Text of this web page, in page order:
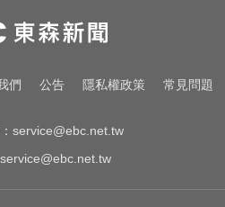
潛在路線！ 憲兵颱
手？醫揭長輩防骨
們 公告 隱私權政策 常見問題
service@ebc.net.tw
service@ebc.net.tw